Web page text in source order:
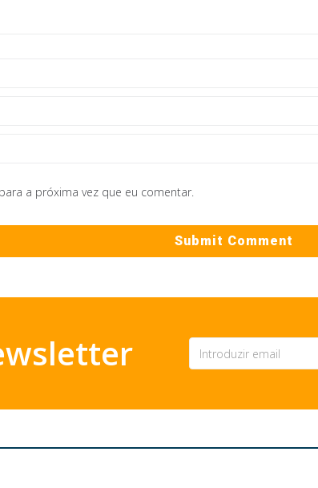
a próxima vez que eu comentar.